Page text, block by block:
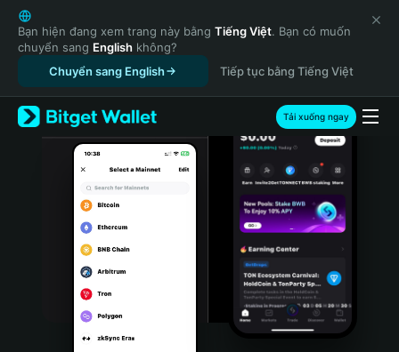
English
日本語
Tiếng Việt
Русский
Español (Latinoamérica)
Türkçe
Italiano
Português (Portugal)
Bahasa Indonesia
Bạn hiện đang xem trang này bằng Tiếng Việt. Bạn có muốn
chuyển sang English không?
Chuyển sang English
Tiếp tục bằng Tiếng Việt
Tải xuống ngay